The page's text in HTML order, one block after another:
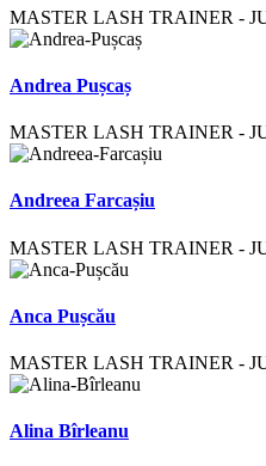
MASTER LASH TRAINER -
Andrea Pușcaș
MASTER LASH TRAINER -
Andreea Farcașiu
MASTER LASH TRAINER -
Anca Pușcău
MASTER LASH TRAINER -
Alina Bîrleanu